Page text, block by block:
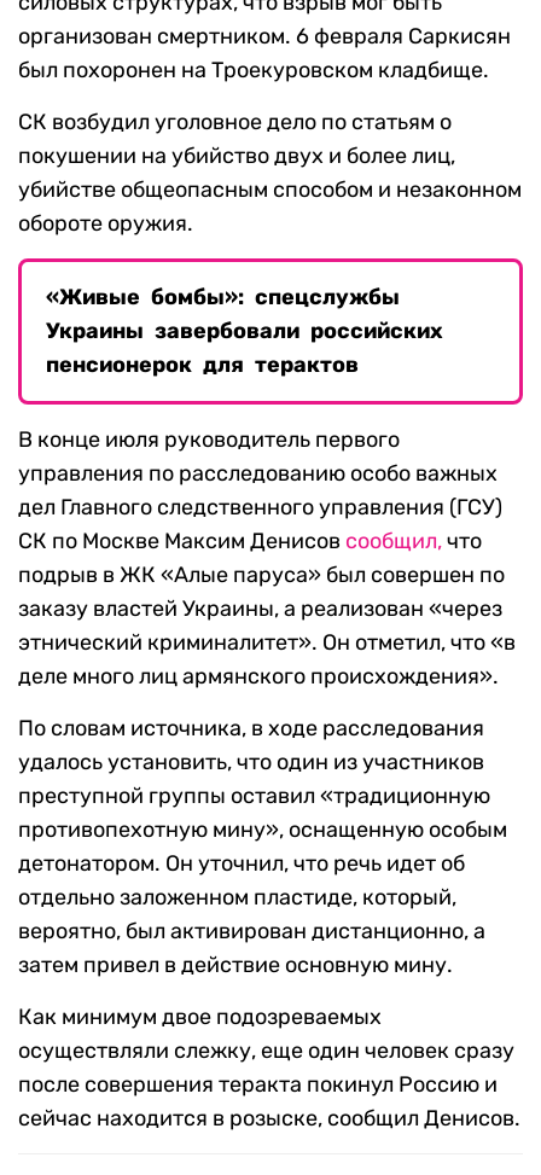
организован смертником. 6 февраля Саркисян
был похоронен на Троекуровском кладбище.
СК возбудил уголовное дело по статьям о
покушении на убийство двух и более лиц,
убийстве общеопасным способом и незаконном
обороте оружия.
«Живые бомбы»: спецслужбы
Украины завербовали российских
пенсионерок для терактов
В конце июля руководитель первого
управления по расследованию особо важных
дел Главного следственного управления (ГСУ)
СК по Москве Максим Денисов сообщил,что
подрыв в ЖК «Алые паруса» был совершен по
заказу властей Украины, а реализован «через
этнический криминалитет». Он отметил, что «в
деле много лиц армянского происхождения».
По словам источника, в ходе расследования
удалось установить, что один из участников
преступной группы оставил «традиционную
противопехотную мину», оснащенную особым
детонатором. Он уточнил, что речь идет об
отдельно заложенном пластиде, который,
вероятно, был активирован дистанционно, а
затем привел в действие основную мину.
Как минимум двое подозреваемых
осуществляли слежку, еще один человек сразу
после совершения теракта покинул Россию и
сейчас находится в розыске, сообщил Денисов.